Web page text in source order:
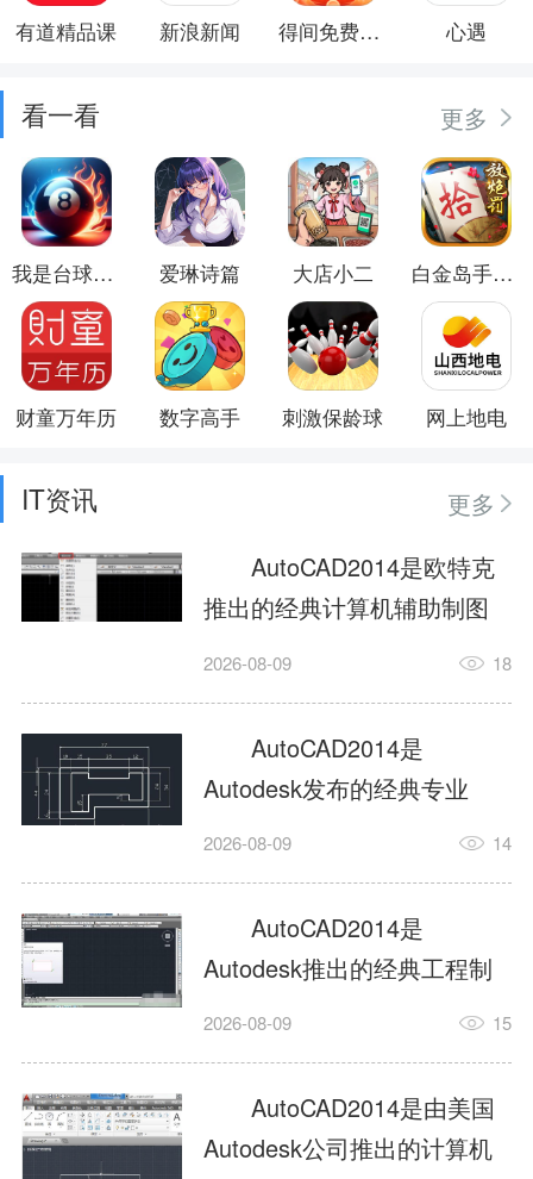
有道精品课 新浪新闻 得间免费小说 心遇
看一看 更多
我是台球大师 爱琳诗篇 大店小二 白金岛手游放炮罚
财童万年历 数字高手 刺激保龄球 网上地电
IT资讯
更多
AutoCAD2014是欧特克
推出的经典计算机辅助制图
工具，主打稳定2D施工图绘
行业工程设计。版本新增图
纸标签页、实景地理地图、
协同设计交流模块，优化命
令行智能纠错与图层批量管
理，支持Win8触屏操作、点
云扫描数据导入，兼容各类
DWG图纸格式，文件互通...
2026-08-09 18
AutoCAD2014是
Autodesk发布的经典专业
CAD制图设计软件，是工程
绘图工具。软件专注精准二
维绘图、图纸编辑、参数化
设计及基础三维建模，广泛
应用于建筑设计、机械制
造、土木工程、室内设计等
多个行业。软件优化绘图流
畅度与文件兼容性，支持参
2026-08-09 14
AutoCAD2014是
Autodesk推出的经典工程制
图设计软件，主打高效精准
建模作业，适配建筑、机
械、市政、室内设计等多行
业场景。软件优化运行机制
2026-08-09 15
AutoCAD2014是由美国
Autodesk公司推出的计算机